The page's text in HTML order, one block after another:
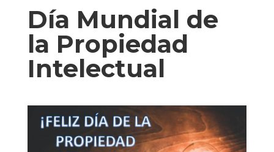
Día Mundial de
la Propiedad
Intelectual